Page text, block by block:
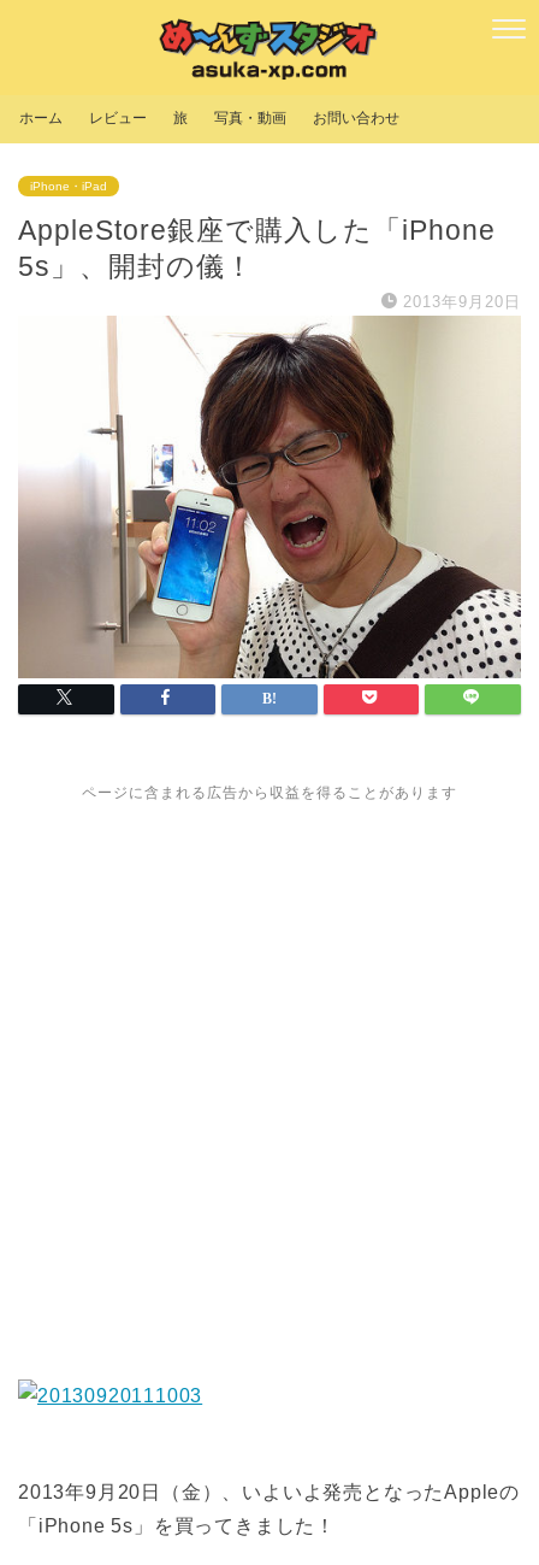
ホーム レビュー 旅 写真・動画 お問い合わせ
iPhone・iPad
AppleStore銀座で購入した「iPhone
5s」、開封の儀！
2013年9月20日
ページに含まれる広告から収益を得ることがあります
2013年9月20日（金）、いよいよ発売となったAppleの
「iPhone 5s」を買ってきました！